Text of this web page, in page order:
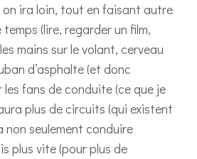
ira loin, tout en faisant autre
(lire, regarder un film,
mains sur le volant, cerveau
d’asphalte (et donc
fans de conduite (ce que je
plus de circuits (qui existent
non seulement conduire
plus vite (pour plus de